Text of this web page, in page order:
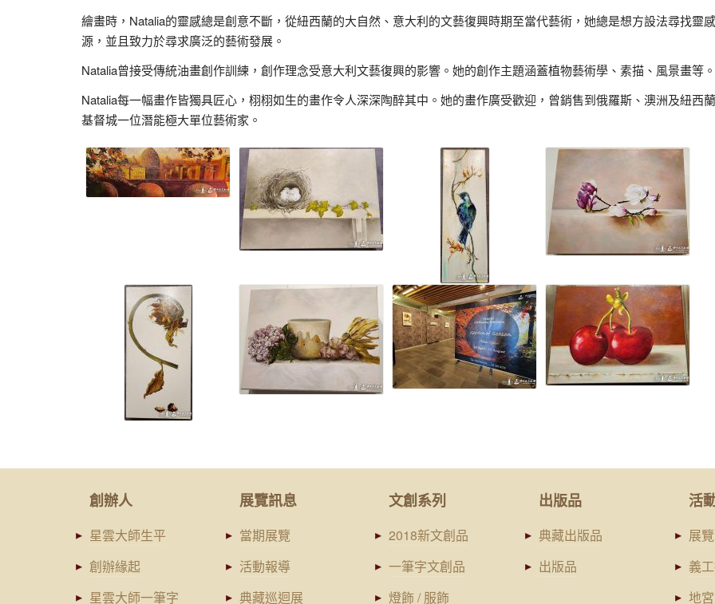
繪畫時，Natalia的靈感總是創意不斷，從紐西蘭的大自然、意大利的文藝復興時期至當代藝術，她總是想方設法尋找靈
源，並且致力於尋求廣泛的藝術發展。
Natalia曾接受傳統油畫創作訓練，創作理念受意大利文藝復興的影響。她的創作主題涵蓋植物藝術學、素描、風景畫等。
Natalia每一幅畫作皆獨具匠心，栩栩如生的畫作令人深深陶醉其中。她的畫作廣受歡迎，曾銷售到俄羅斯、澳洲及紐西
基督城一位潛能極大單位藝術家。
創辦人
星雲大師生平
創辦緣起
星雲大師一筆字
展覽訊息
當期展覽
活動報導
典藏巡迴展
文創系列
2018新文創品
一筆字文創品
燈飾 / 服飾
出版品
典藏出版品
出版品
活
展
義
地